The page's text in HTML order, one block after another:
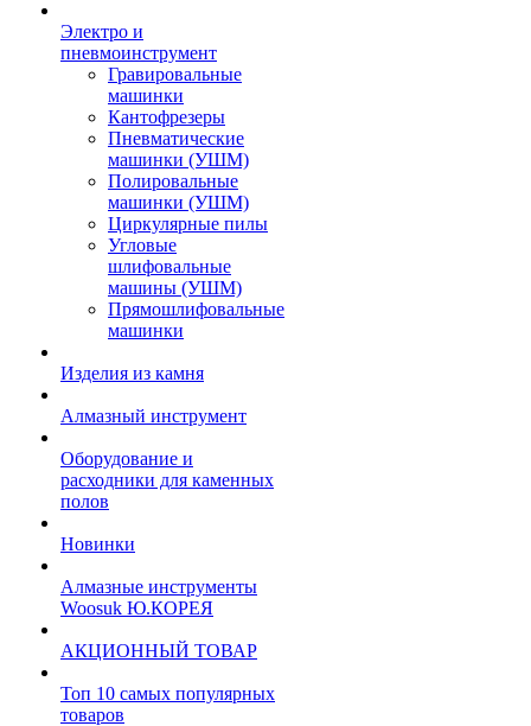
Электро и
пневмоинструмент
Гравировальные
машинки
Кантофрезеры
Пневматические
машинки (УШМ)
Полировальные
машинки (УШМ)
Циркулярные пилы
Угловые
шлифовальные
машины (УШМ)
Прямошлифовальные
машинки
Изделия из камня
Алмазный инструмент
Оборудование и
расходники для каменных
полов
Новинки
Алмазные инструменты
Woosuk Ю.КОРЕЯ
АКЦИОННЫЙ ТОВАР
Топ 10 самых популярных
товаров